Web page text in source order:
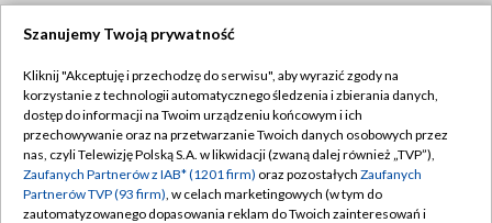
TVP
Abonament TVP
Emisja w TVP
Centrum informacji TVP
Regulamin TVP
Polityka prywatności
Moje zgody
Szanujemy Twoją prywatność
Kliknij "Akceptuję i przechodzę do serwisu", aby wyrazić zgody na
korzystanie z technologii automatycznego śledzenia i zbierania danych,
dostęp do informacji na Twoim urządzeniu końcowym i ich
przechowywanie oraz na przetwarzanie Twoich danych osobowych przez
nas, czyli Telewizję Polską S.A. w likwidacji (zwaną dalej również „TVP”),
Zaufanych Partnerów z IAB* (1201 firm) oraz pozostałych Zaufanych
Partnerów TVP (93 firm), w celach marketingowych (w tym do
zautomatyzowanego dopasowania reklam do Twoich zainteresowań i